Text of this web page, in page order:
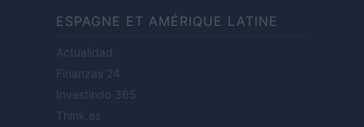
ESPAGNE ET AMÉRIQUE LATINE
Actualidad
Finanzas 24
Investindo 365
Think.es